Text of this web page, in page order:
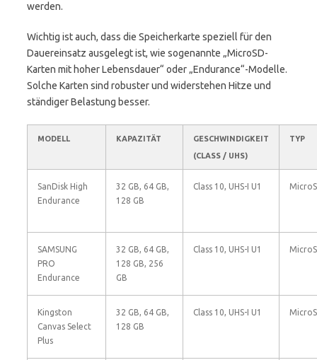
werden.
Wichtig ist auch, dass die Speicherkarte speziell für den
Dauereinsatz ausgelegt ist, wie sogenannte „MicroSD-
Karten mit hoher Lebensdauer“ oder „Endurance“-Modelle.
Solche Karten sind robuster und widerstehen Hitze und
ständiger Belastung besser.
MODELL KAPAZITÄT
GESCHWINDIGKEIT
(CLASS / UHS)
TYP
SanDisk High
Endurance
32 GB, 64 GB,
128 GB
Class 10, UHS-I U1
SAMSUNG
PRO
Endurance
32 GB, 64 GB,
128 GB, 256
GB
Class 10, UHS-I U1
Kingston
Canvas Select
Plus
32 GB, 64 GB,
128 GB
Class 10, UHS-I U1